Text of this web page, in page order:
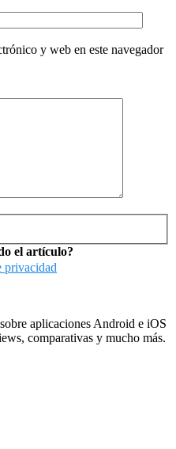
y web en este navegador
el artículo?
privacidad
aplicaciones Android e iOS
comparativas y mucho más.